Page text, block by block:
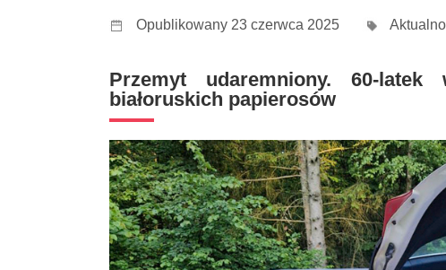
Opublikowany 23 czerwca 2025
Przemyt udaremniony. 60-
białoruskich papierosów